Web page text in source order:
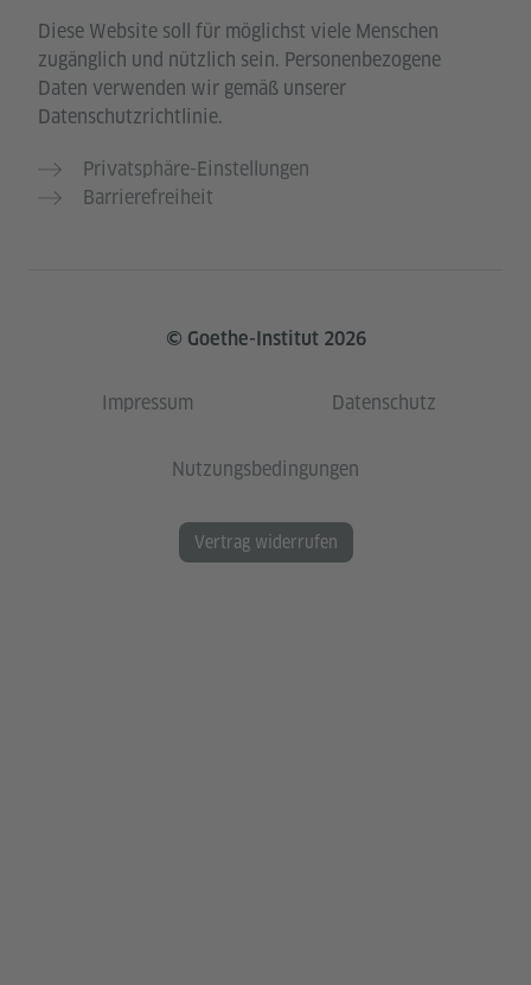
Diese Website soll für möglichst viele Menschen
zugänglich und nützlich sein. Personenbezogene
Daten verwenden wir gemäß unserer
Datenschutzrichtlinie.
Privatsphäre-Einstellungen
Barrierefreiheit
© Goethe-Institut 2026
Impressum Datenschutz
Nutzungsbedingungen
Vertrag widerrufen